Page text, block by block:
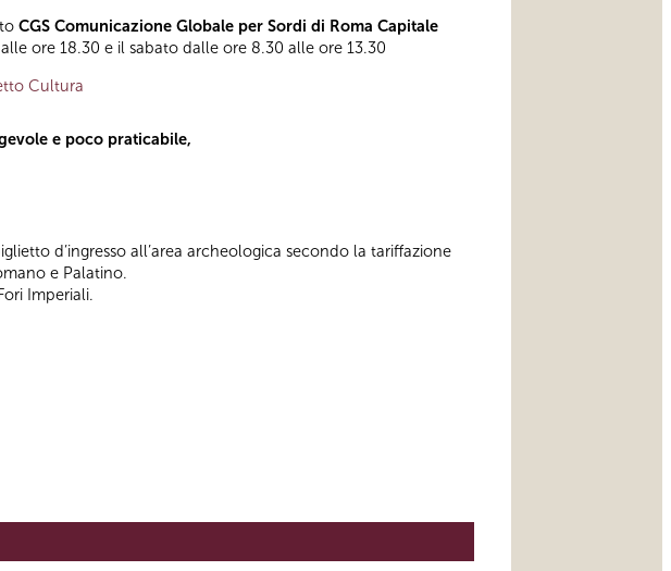
CGS Comunicazione Globale per Sordi di Roma Capitale
ore 18.30 e il sabato dalle ore 8.30 alle ore 13.30
Cultura
e poco praticabile,
d’ingresso all’area archeologica secondo la tariffazione
e Palatino.
Imperiali.